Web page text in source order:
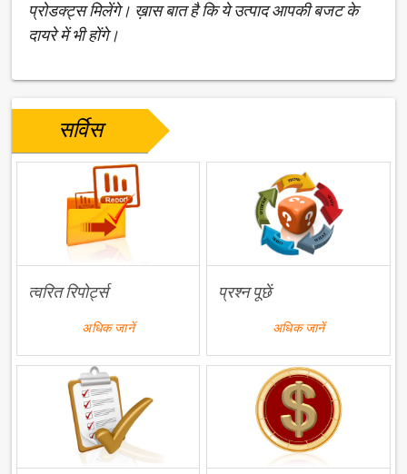
प्रोडक्ट्स मिलेंगे। ख़ास बात है कि ये उत्पाद आपकी बजट के
दायरे में भी होंगे।
सर्विस
त्वरित रिपोर्ट्स
अधिक जानें
प्रश्न पूछें
अधिक जानें